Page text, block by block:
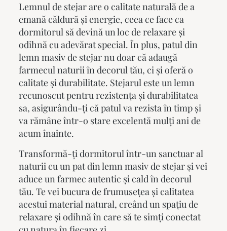
Lemnul de stejar are o calitate naturală de a
emană căldură și energie, ceea ce face ca
dormitorul să devină un loc de relaxare și
odihnă cu adevărat special. În plus, patul din
lemn masivde stejar nu doar că adaugă
farmecul naturii în decorul tău, ci și oferă o
calitate și durabilitate. Stejarul este un lemn
recunoscut pentru rezistența și durabilitatea
sa, asigurându-ți că patul va rezista în timp și
va rămâne într-o stare excelentă mulți ani de
acum înainte.
Transformă-ți dormitorul într-un sanctuar al
naturii cu unpat din lemn masivde stejar și vei
aduce un farmec autentic și cald în decorul
tău. Te vei bucura de frumusețea și calitatea
acestui material natural, creând un spațiu de
relaxare și odihnă în care să te simți conectat